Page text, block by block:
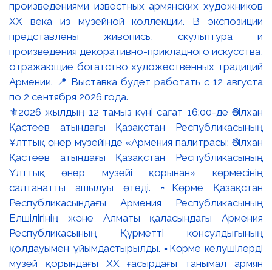
⚜️2026 жылдың 12 тамыз күні сағат 16:00-де Әбілхан
Қастеев атындағы Қазақстан Республикасының
Ұлттық өнер музейінде «Армения палитрасы: Әбілхан
Қастеев атындағы Қазақстан Республикасының
Ұлттық өнер музейі қорынан» көрмесінің
салтанатты ашылуы өтеді. ▫️Көрме Қазақстан
Республикасындағы Армения Республикасының
Елшілігінің және Алматы қаласындағы Армения
Республикасының Құрметті консулдығының
қолдауымен ұйымдастырылды. ▪️Көрме келушілерді
музей қорындағы ХХ ғасырдағы танымал армян